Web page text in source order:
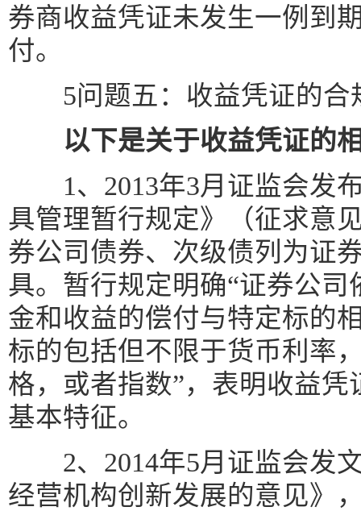
券商收益凭证未发生一例到
付。
5问题五：收益凭证的合
以下是关于收益凭证的
1、2013年3月证监会发
具管理暂行规定》（征求意
券公司债券、次级债列为证
具。暂行规定明确“证券公
金和收益的偿付与特定标的
标的包括但不限于货币利率
格，或者指数”，表明收益
基本特征。
2、2014年5月证监会发
经营机构创新发展的意见》